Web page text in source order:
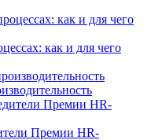
как и для чего
Премии HR-